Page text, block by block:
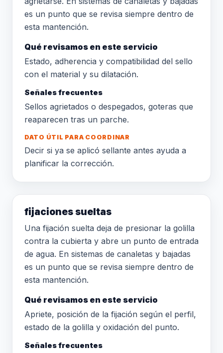
es un punto que se revisa siempre dentro de
esta mantención.
Qué revisamos en este servicio
Estado, adherencia y compatibilidad del sello
con el material y su dilatación.
Señales frecuentes
Sellos agrietados o despegados, goteras que
reaparecen tras un parche.
DATO ÚTIL PARA COORDINAR
Decir si ya se aplicó sellante antes ayuda a
planificar la corrección.
fijaciones sueltas
Una fijación suelta deja de presionar la golilla
contra la cubierta y abre un punto de entrada
de agua. En sistemas de canaletas y bajadas
es un punto que se revisa siempre dentro de
esta mantención.
Qué revisamos en este servicio
Apriete, posición de la fijación según el perfil,
estado de la golilla y oxidación del punto.
Señales frecuentes